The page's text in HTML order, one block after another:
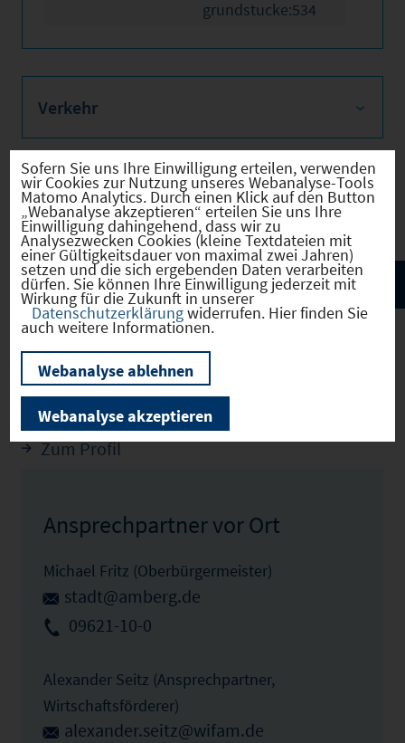
grundstucke:534
Verkehr
Infrastruktur
Amberg(09361000)
Zum Profil
Ansprechpartner vor Ort
Michael Fritz (Oberbürgermeister)
stadt@amberg.de
09621-10-0
Alexander Seitz (Ansprechpartner,
Wirtschaftsförderer)
alexander.seitz@wifam.de
Sofern Sie uns Ihre Einwilligung erteilen, verwenden
wir Cookies zur Nutzung unseres Webanalyse-Tools
Matomo Analytics. Durch einen Klick auf den Button
„Webanalyse akzeptieren“ erteilen Sie uns Ihre
Einwilligung dahingehend, dass wir zu
Analysezwecken Cookies (kleine Textdateien mit
einer Gültigkeitsdauer von maximal zwei Jahren)
setzen und die sich ergebenden Daten verarbeiten
dürfen. Sie können Ihre Einwilligung jederzeit mit
Wirkung für die Zukunft in unserer
Datenschutzerklärungwiderrufen. Hier finden Sie
auch weitere Informationen.
Webanalyse ablehnen
Webanalyse akzeptieren